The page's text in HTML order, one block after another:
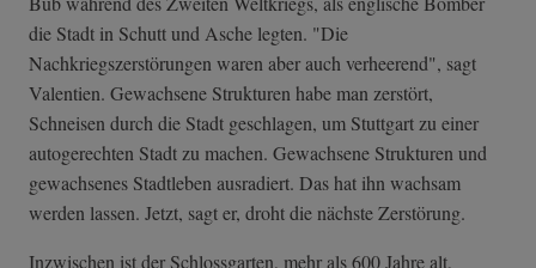
die Stadt in Schutt und Asche legten. "Die
Nachkriegszerstörungen waren aber auch verheerend", sagt
Valentien. Gewachsene Strukturen habe man zerstört,
Schneisen durch die Stadt geschlagen, um Stuttgart zu einer
autogerechten Stadt zu machen. Gewachsene Strukturen und
gewachsenes Stadtleben ausradiert. Das hat ihn wachsam
werden lassen. Jetzt, sagt er, droht die nächste Zerstörung.
Inzwischen ist der Schlossgarten, mehr als 600 Jahre alt,